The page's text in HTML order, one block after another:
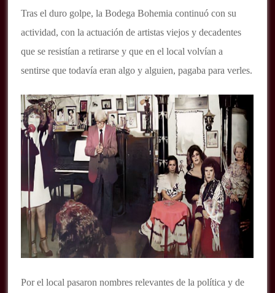
Tras el duro golpe, la Bodega Bohemia continuó con su
actividad, con la actuación de artistas viejos y decadentes
que se resistían a retirarse y que en el local volvían a
sentirse que todavía eran algo y alguien, pagaba para verles.
Por el local pasaron nombres relevantes de la política y de